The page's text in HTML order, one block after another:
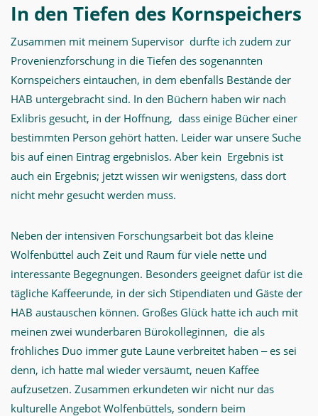
In den Tiefen des Kornspeichers
Zusammen mit meinem Supervisor durfte ich zudem zur
Provenienzforschung in die Tiefen des sogenannten
Kornspeichers eintauchen, in dem ebenfalls Bestände der
HAB untergebracht sind. In den Büchern haben wir nach
Exlibris gesucht, in der Hoffnung, dass einige Bücher einer
bestimmten Person gehört hatten. Leider war unsere Suche
bis auf einen Eintrag ergebnislos. Aber kein Ergebnis ist
auch ein Ergebnis; jetzt wissen wir wenigstens, dass dort
nicht mehr gesucht werden muss.
Neben der intensiven Forschungsarbeit bot das kleine
Wolfenbüttel auch Zeit und Raum für viele nette und
interessante Begegnungen. Besonders geeignet dafür ist die
tägliche Kaffeerunde, in der sich Stipendiaten und Gäste der
HAB austauschen können. Großes Glück hatte ich auch mit
meinen zwei wunderbaren Bürokolleginnen, die als
fröhliches Duo immer gute Laune verbreitet haben ‒ es sei
denn, ich hatte mal wieder versäumt, neuen Kaffee
aufzusetzen. Zusammen erkundeten wir nicht nur das
kulturelle Angebot Wolfenbüttels, sondern beim